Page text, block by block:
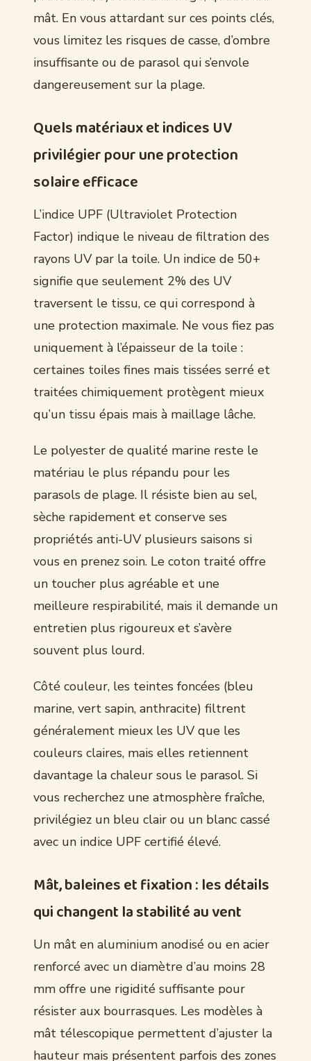
mât. En vous attardant sur ces points clés,
vous limitez les risques de casse, d’ombre
insuffisante ou de parasol qui s’envole
dangereusement sur la plage.
Quels matériaux et indices UV
privilégier pour une protection
solaire efficace
L’indice UPF (Ultraviolet Protection
Factor) indique le niveau de filtration des
rayons UV par la toile. Un indice de 50+
signifie que seulement 2% des UV
traversent le tissu, ce qui correspond à
une protection maximale. Ne vous fiez pas
uniquement à l’épaisseur de la toile :
certaines toiles fines mais tissées serré et
traitées chimiquement protègent mieux
qu’un tissu épais mais à maillage lâche.
Le polyester de qualité marine reste le
matériau le plus répandu pour les
parasols de plage. Il résiste bien au sel,
sèche rapidement et conserve ses
propriétés anti-UV plusieurs saisons si
vous en prenez soin. Le coton traité offre
un toucher plus agréable et une
meilleure respirabilité, mais il demande un
entretien plus rigoureux et s’avère
souvent plus lourd.
Côté couleur, les teintes foncées (bleu
marine, vert sapin, anthracite) filtrent
généralement mieux les UV que les
couleurs claires, mais elles retiennent
davantage la chaleur sous le parasol. Si
vous recherchez une atmosphère fraîche,
privilégiez un bleu clair ou un blanc cassé
avec un indice UPF certifié élevé.
Mât, baleines et fixation : les détails
qui changent la stabilité au vent
Un mât en aluminium anodisé ou en acier
renforcé avec un diamètre d’au moins 28
mm offre une rigidité suffisante pour
résister aux bourrasques. Les modèles à
mât télescopique permettent d’ajuster la
hauteur mais présentent parfois des zones